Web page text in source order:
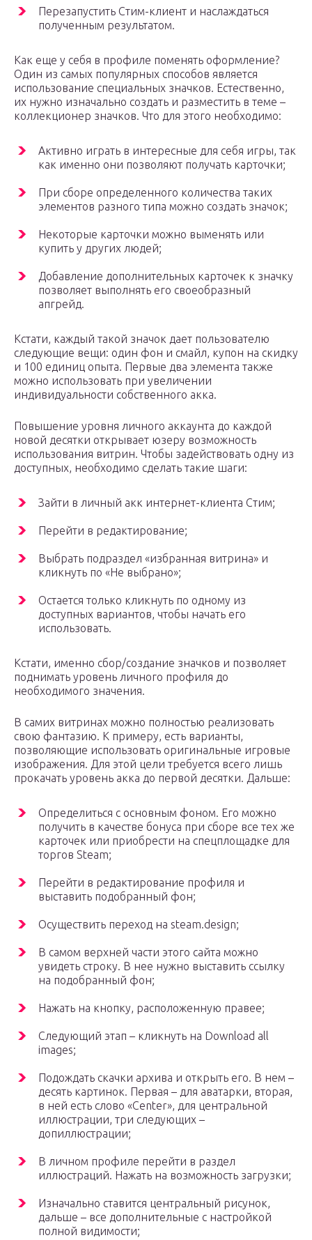
Перезапустить Стим-клиент и наслаждаться
полученным результатом.
Как еще у себя в профиле поменять оформление?
Один из самых популярных способов является
использование специальных значков. Естественно,
их нужно изначально создать и разместить в теме –
коллекционер значков. Что для этого необходимо:
Активно играть в интересные для себя игры, так
как именно они позволяют получать карточки;
При сборе определенного количества таких
элементов разного типа можно создать значок;
Некоторые карточки можно выменять или
купить у других людей;
Добавление дополнительных карточек к значку
позволяет выполнять его своеобразный
апгрейд.
Кстати, каждый такой значок дает пользователю
следующие вещи: один фон и смайл, купон на скидку
и 100 единиц опыта. Первые два элемента также
можно использовать при увеличении
индивидуальности собственного акка.
Повышение уровня личного аккаунта до каждой
новой десятки открывает юзеру возможность
использования витрин. Чтобы задействовать одну из
доступных, необходимо сделать такие шаги:
Зайти в личный акк интернет-клиента Стим;
Перейти в редактирование;
Выбрать подраздел «избранная витрина» и
кликнуть по «Не выбрано»;
Остается только кликнуть по одному из
доступных вариантов, чтобы начать его
использовать.
Кстати, именно сбор/создание значков и позволяет
поднимать уровень личного профиля до
необходимого значения.
В самих витринах можно полностью реализовать
свою фантазию. К примеру, есть варианты,
позволяющие использовать оригинальные игровые
изображения. Для этой цели требуется всего лишь
прокачать уровень акка до первой десятки. Дальше:
Определиться с основным фоном. Его можно
получить в качестве бонуса при сборе все тех же
карточек или приобрести на спецплощадке для
торгов Steam;
Перейти в редактирование профиля и
выставить подобранный фон;
Осуществить переход на steam.design;
В самом верхней части этого сайта можно
увидеть строку. В нее нужно выставить ссылку
на подобранный фон;
Нажать на кнопку, расположенную правее;
Следующий этап – кликнуть на Download all
images;
Подождать скачки архива и открыть его. В нем –
десять картинок. Первая – для аватарки, вторая,
в ней есть слово «Center», для центральной
иллюстрации, три следующих –
допиллюстрации;
В личном профиле перейти в раздел
иллюстраций. Нажать на возможность загрузки;
Изначально ставится центральный рисунок,
дальше – все дополнительные с настройкой
полной видимости;